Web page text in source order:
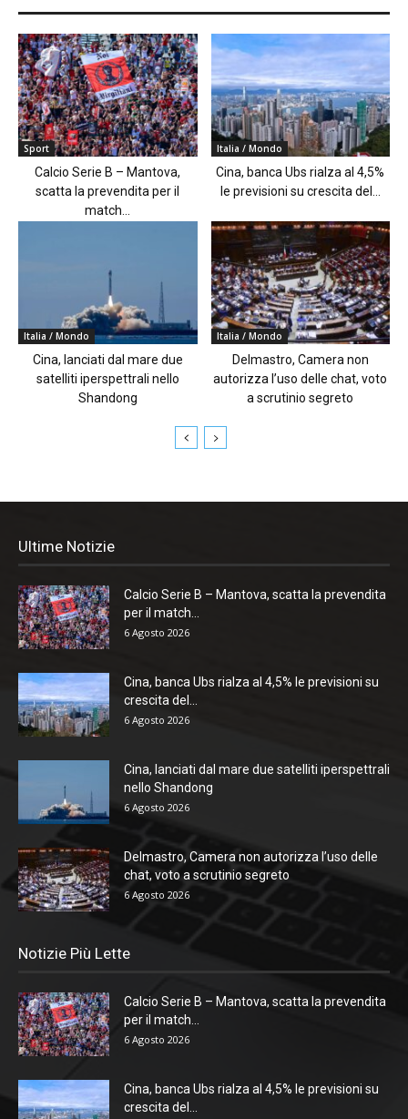
Sport
Calcio Serie B – Mantova,
scatta la prevendita per il
match...
Italia / Mondo
Cina, banca Ubs rialza al 4,5%
le previsioni su crescita del...
Italia / Mondo
Cina, lanciati dal mare due
satelliti iperspettrali nello
Shandong
Italia / Mondo
Delmastro, Camera non
autorizza l’uso delle chat, voto
a scrutinio segreto
Ultime Notizie
Calcio Serie B – Mantova, scatta la prevendita
per il match...
6 Agosto 2026
Cina, banca Ubs rialza al 4,5% le previsioni su
crescita del...
6 Agosto 2026
Cina, lanciati dal mare due satelliti iperspettrali
nello Shandong
6 Agosto 2026
Delmastro, Camera non autorizza l’uso delle
chat, voto a scrutinio segreto
6 Agosto 2026
Notizie Più Lette
Calcio Serie B – Mantova, scatta la prevendita
per il match...
6 Agosto 2026
Cina, banca Ubs rialza al 4,5% le previsioni su
crescita del...